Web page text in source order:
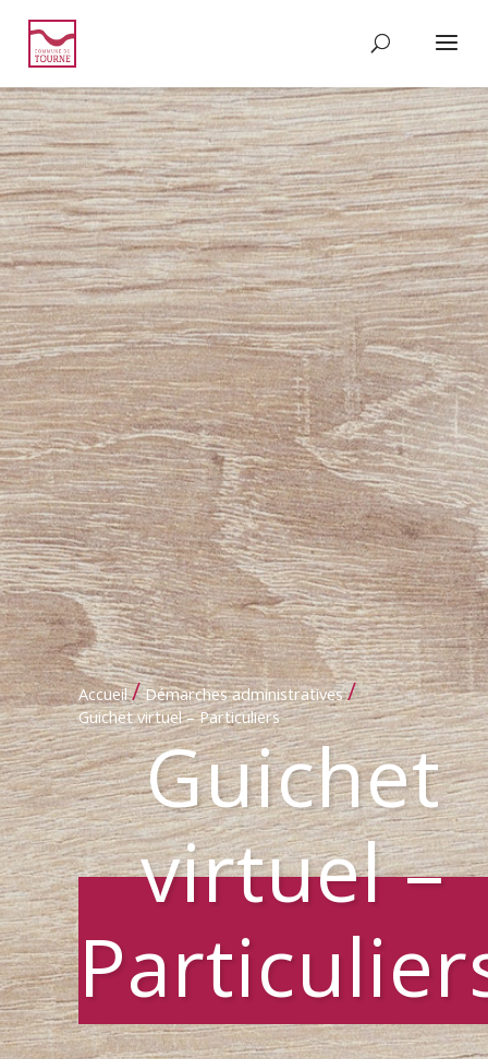
Accueil / Démarches administratives /
Guichet virtuel – Particuliers
Guichet
virtuel –